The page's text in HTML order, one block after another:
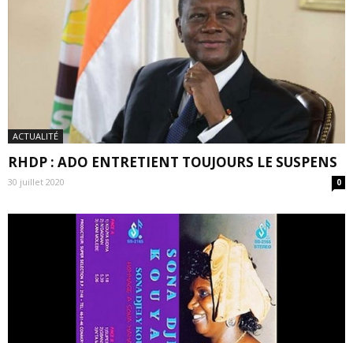
ACTUALITÉ
RHDP : ADO ENTRETIENT TOUJOURS LE SUSPENS
30 juillet 2020 0